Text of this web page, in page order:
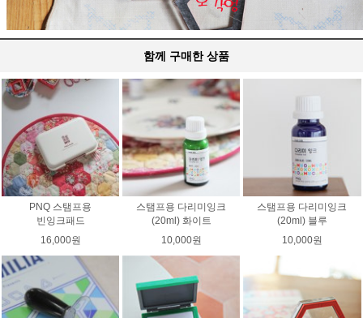
함께 구매한 상품
PNQ 스탬프용
빈잉크패드
16,000원
스탬프용 다리미잉크
(20ml) 화이트
10,000원
스탬프용 다리미잉크
(20ml) 블루
10,000원